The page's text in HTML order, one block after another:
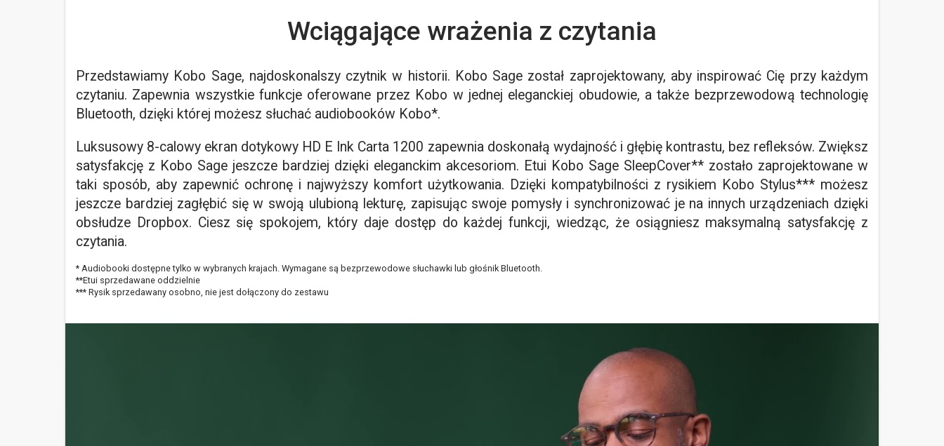
Wciągające wrażenia z czytania
Przedstawiamy Kobo Sage, najdoskonalszy czytnik w historii. Kobo Sage został zaprojektowany, aby inspirować Cię przy każdym
czytaniu. Zapewnia wszystkie funkcje oferowane przez Kobo w jednej eleganckiej obudowie, a także bezprzewodową technologię
Bluetooth, dzięki której możesz słuchać audiobooków Kobo*.
Luksusowy 8-calowy ekran dotykowy HD E Ink Carta 1200 zapewnia doskonałą wydajność i głębię kontrastu, bez refleksów. Zwiększ
satysfakcję z Kobo Sage jeszcze bardziej dzięki eleganckim akcesoriom. Etui Kobo Sage SleepCover** zostało zaprojektowane w
taki sposób, aby zapewnić ochronę i najwyższy komfort użytkowania. Dzięki kompatybilności z rysikiem Kobo Stylus*** możesz
jeszcze bardziej zagłębić się w swoją ulubioną lekturę, zapisując swoje pomysły i synchronizować je na innych urządzeniach dzięki
obsłudze Dropbox. Ciesz się spokojem, który daje dostęp do każdej funkcji, wiedząc, że osiągniesz maksymalną satysfakcję z
czytania.
* Audiobooki dostępne tylko w wybranych krajach. Wymagane są bezprzewodowe słuchawki lub głośnik Bluetooth.
**Etui sprzedawane oddzielnie
*** Rysik sprzedawany osobno, nie jest dołączony do zestawu